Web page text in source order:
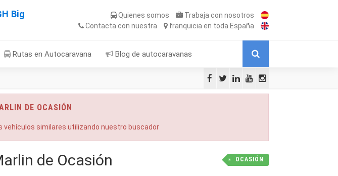
Big
Quienes somos Trabaja con nosotros
Contacta con nuestra franquicia en toda España
Rutas en Autocaravana Blog de autocaravanas
DE OCASIÓN
vehículos similares utilizando nuestro buscador
OCASIÓN
de Ocasión